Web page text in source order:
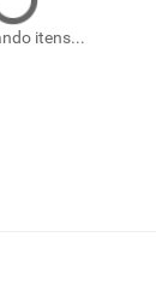
itens...